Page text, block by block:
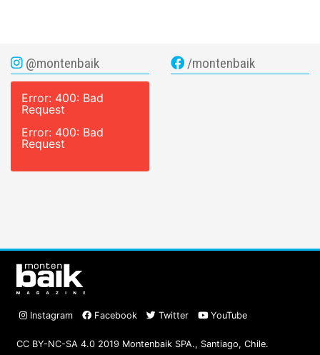
@montenbaik
Error: 400: Bad
Request
Error: 400: Bad
Request
/montenbaik
Instagram Facebook Twitter YouTube
CC BY-NC-SA 4.0 2019 Montenbaik SPA., Santiago, Chile.